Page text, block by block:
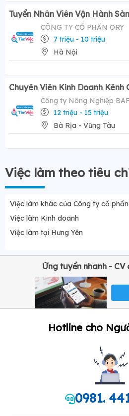
Tuyển Nhân Viên Vận Hành
CÔNG TY CỔ PHẦN ORY
7 triệu - 10 triệu
Hà Nội
Chuyên Viên Kinh Doanh Kênh
Công ty Nông Nghiệp
12 triệu - 15 triệu
Bà Rịa - Vũng Tàu
Việc làm theo tiêu
Việc làm khác của Công ty cổ
Việc làm Kinh doanh
Việc làm tại Hưng Yên
Ứng tuyển nhanh - CV
Hotline cho
0981.